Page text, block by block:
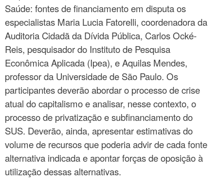
Saúde: fontes de financiamento em disputa os
especialistas Maria Lucia Fatorelli, coordenadora da
Auditoria Cidadã da Dívida Pública, Carlos Ocké-
Reis, pesquisador do Instituto de Pesquisa
Econômica Aplicada (Ipea), e Aquilas Mendes,
professor da Universidade de São Paulo. Os
participantes deverão abordar o processo de crise
atual do capitalismo e analisar, nesse contexto, o
processo de privatização e subfinanciamento do
SUS. Deverão, ainda, apresentar estimativas do
volume de recursos que poderia advir de cada fonte
alternativa indicada e apontar forças de oposição à
utilização dessas alternativas.